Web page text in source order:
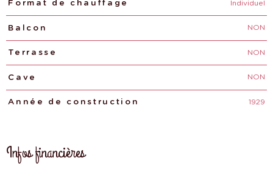
Format de chauffage Individuel
Balcon NON
Terrasse NON
Cave NON
Année de construction 1929
Infos financières